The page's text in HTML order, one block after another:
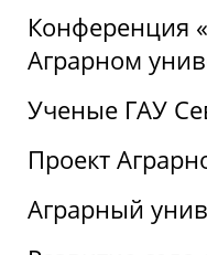
Конференция
Аграрном
Ученые ГАУ
Проект
Аграрный